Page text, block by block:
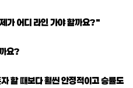
가 어디 라인 가야 할까요?"
요?
할 때보다 훨씬 안정적이고 승률도